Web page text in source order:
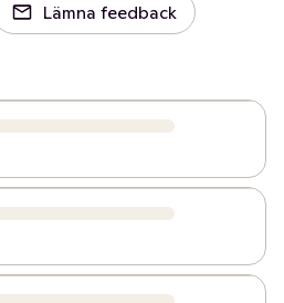
Lämna feedback